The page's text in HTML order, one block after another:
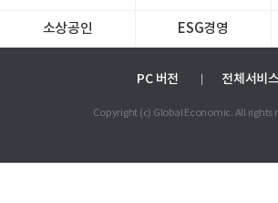
소상공인 ESG경영
PC 버전 전체서비
Copyright (c) Global Economic. All rights